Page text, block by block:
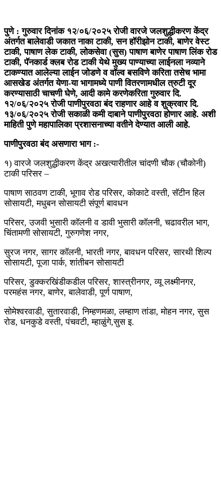
पुणे : गुरुवार दिनांक १२/०६/२०२५ रोजी वारजे जलशुद्धीकरण केंद्र
अंतर्गत बालेवाडी जकात नाका टाकी, सन हॉरीझोन टाकी, बाणेर वेस्ट
टाकी, पाषाण लेक टाकी, लोकसेवा (सुस) पाषाण बाणेर पाषाण लिंक रोड
टाकी, पॅनकार्ड क्लब रोड टाकी येथे मुख्य पाण्याच्या लाईनला नव्याने
टाकण्यात आलेल्या लाईन जोडणे व वॉल्व बसविणे करिता तसेच भामा
आसखेड अंतर्गत येणा-या भागामध्ये पाणी वितरणामधील त्रुटी दूर
करण्यासाठी चाचणी घेणे, आदी कामे करणेकरिता गुरुवार दि.
१२/०६/२०२५ रोजी पाणीपुरवठा बंद राहणार आहे व शुक्रवार दि.
१३/०६/२०२५ रोजी सकाळी कमी दाबाने पाणीपुरवठा होणार आहे. अशी
माहिती पुणे महापालिका प्रशासनाच्या वतीने देण्यात आली आहे.
पाणीपुरवठा बंद असणारा भाग :-
१) वारजे जलशुद्धीकरण केंद्र अखत्यारीतील चांदणी चौक (चौकोनी)
टाकी परिसर –
पाषाण साठवण टाकी, भूगाव रोड परिसर, कोकाटे वस्ती, सॅटीन हिल
सोसायटी, मधुबन सोसायटी संपूर्ण बावधन
परिसर, उजवी भुसारी कॉलनी व डावी भुसारी कॉलनी, चढावरील भाग,
चिंतामणी सोसायटी, गुरुगणेश नगर,
सुरज नगर, सागर कॉलनी, भारती नगर, बावधन परिसर, सारथी शिल्प
सोसायटी, पूजा पार्क, शांतीबन सोसायटी
परिसर, डुक्करखिंडीकडील परिसर, शास्त्रीनगर, व्यू लक्ष्मीनगर,
परमहंस नगर, बाणेर, बालेवाडी, पूर्ण पाषाण,
सोमेश्वरवाडी, सुतारवाडी, निम्हणमळा, लम्हाण तांडा, मोहन नगर, सुस
रोड, धनकुडे वस्ती, पंचवटी, म्हाळुंगे,सुस इ.